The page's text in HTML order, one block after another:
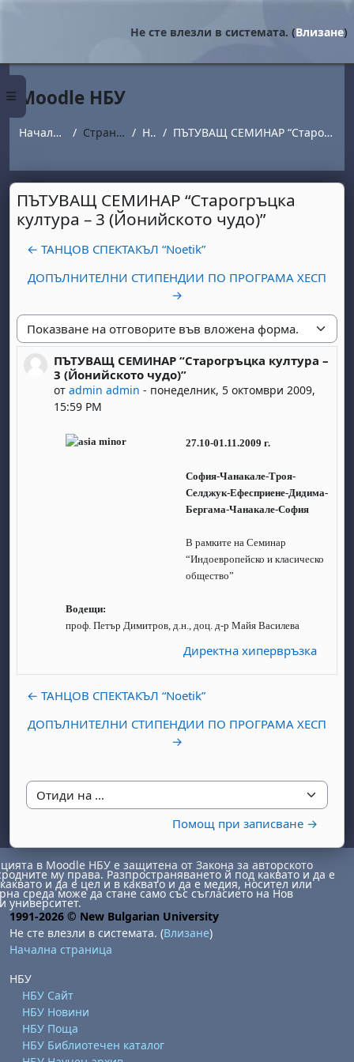
Страничен панел
Не сте влезли в системата. (Влизане)
Moodle НБУ
Начална страница Страници от сайта Новини ПЪТУВАЩ СЕМИНАР “Старогръцка култура – 3 (Йонийското чудо)”
ПЪТУВАЩ СЕМИНАР “Старогръцка
култура – 3 (Йонийското чудо)”
← ТАНЦОВ СПЕКТАКЪЛ “Noetik”
ДОПЪЛНИТЕЛНИ СТИПЕНДИИ ПО ПРОГРАМА ХЕСП
→
Начин на показване
ПЪТУВАЩ СЕМИНАР “Старогръцка култура –
3 (Йонийското чудо)”
отadmin admin - понеделник, 5 октомври 2009,
15:59 PM
Number of replies: 0
27.10-01.11.2009 г.
София-Чанакале-Троя-
Селджук-Ефесприене-Дидима-
Бергама-Чанакале-София
В рамките на Семинар
“Индоевропейско и класическо
общество”
Водещи:
проф. Петър Димитров, д.н., доц. д-р Майя Василева
Директна хипервръзка
← ТАНЦОВ СПЕКТАКЪЛ “Noetik”
ДОПЪЛНИТЕЛНИ СТИПЕНДИИ ПО ПРОГРАМА ХЕСП
→
Отиди на ...
Помощ при записване →
1 август
неделя, 2 август
6 август
август8 август
неделя, 9 август
август
август
15 август
неделя, 16 август
август
август
22 август
неделя, 23 август
август
август
29 август
неделя, 30 август
в Moodle НБУ е защитена от Закона за авторското
му права. Разпространяването й под каквато и да е
и да е цел и в каквато и да е медия, носител или
среда може да стане само със съгласието на Нов
университет.
1991-2026 © New Bulgarian University
Не сте влезли в системата. (Влизане)
Начална страница
НБУ
НБУ Сайт
НБУ Новини
НБУ Поща
НБУ Библиотечен каталог